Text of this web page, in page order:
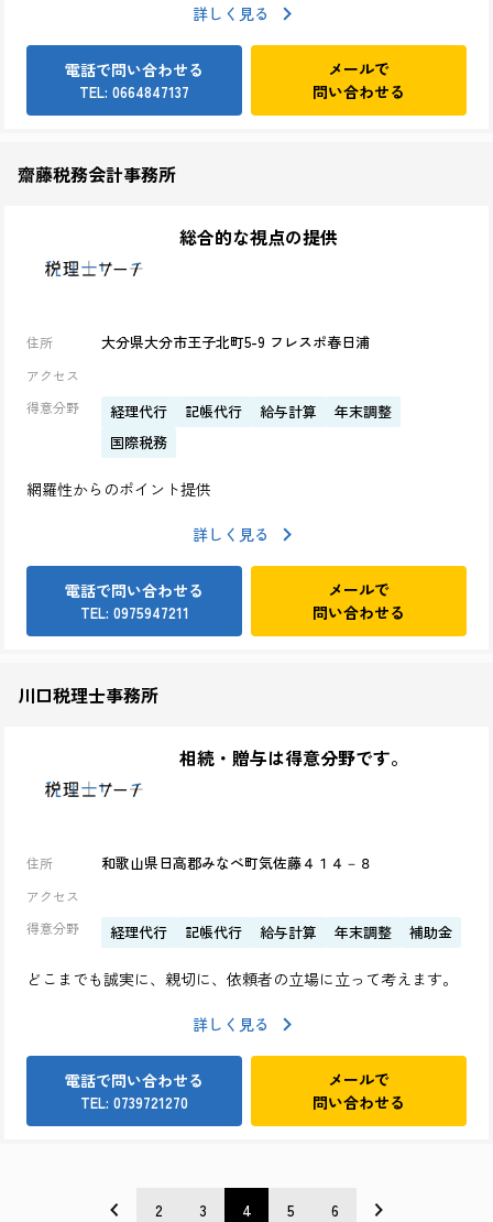
詳しく見る
電話で問い合わせる
TEL: 0664847137
メールで
問い合わせる
齋藤税務会計事務所
総合的な視点の提供
住所 大分県大分市王子北町5-9 フレスポ春日浦
アクセス
得意分野
経理代行 記帳代行 給与計算
年末調整
国際税務
網羅性からのポイント提供
詳しく見る
電話で問い合わせる
TEL: 0975947211
メールで
問い合わせる
川口税理士事務所
相続・贈与は得意分野です。
住所 和歌山県日高郡みなべ町気佐藤４１４－８
アクセス
得意分野
経理代行 記帳代行 給与計算 年末調整 補助金
どこまでも誠実に、親切に、依頼者の立場に立って考えます。
詳しく見る
電話で問い合わせる
TEL: 0739721270
メールで
問い合わせる
2 3 4 5 6